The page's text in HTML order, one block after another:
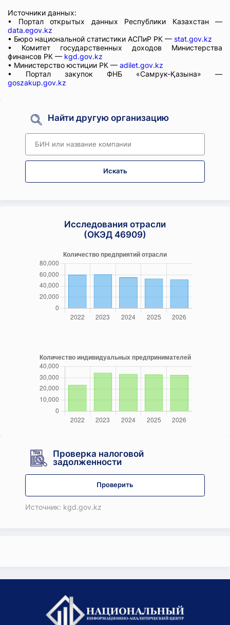
Источники данных:
• Портал открытых данных Республики Казахстан —
data.egov.kz
• Бюро национальной статистики АСПиР РК — stat.gov.kz
• Комитет государственных доходов Министерства
финансов РК — kgd.gov.kz
• Министерство юстиции РК — adilet.gov.kz
• Портал закупок ФНБ «Самрук-Қазына» —
goszakup.gov.kz
Найти другую организацию
Искать
Исследования отрасли
(ОКЭД 46909)
Проверка налоговой
задолженности
Проверить
Источник: kgd.gov.kz